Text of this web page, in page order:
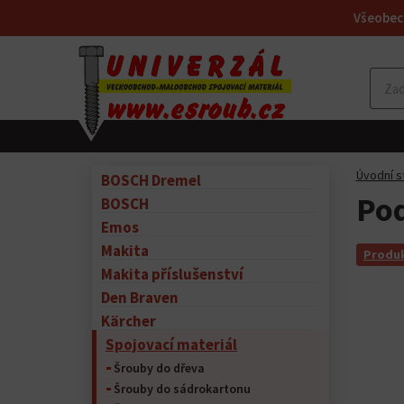
BOSCH Dremel
BOSCH
Emos
Makita
Makita příslušenství
Den Braven
Kärcher
Spojovací materiál
Šrouby do dřeva
Šrouby do sádrokartonu
Úvodní